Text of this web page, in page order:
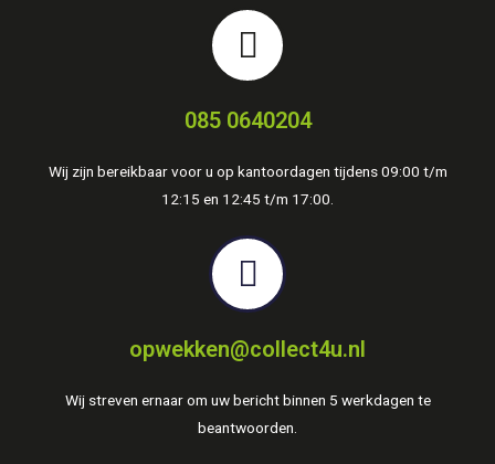
085 0640204
Wij zijn bereikbaar voor u op kantoordagen tijdens 09:00 t/m
12:15 en 12:45 t/m 17:00.
opwekken@collect4u.nl
Wij streven ernaar om uw bericht binnen 5 werkdagen te
beantwoorden.